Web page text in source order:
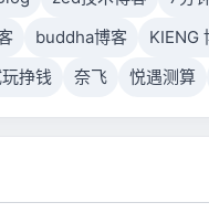
buddha博客
KIENG
挣钱 奈飞 悦遇测算